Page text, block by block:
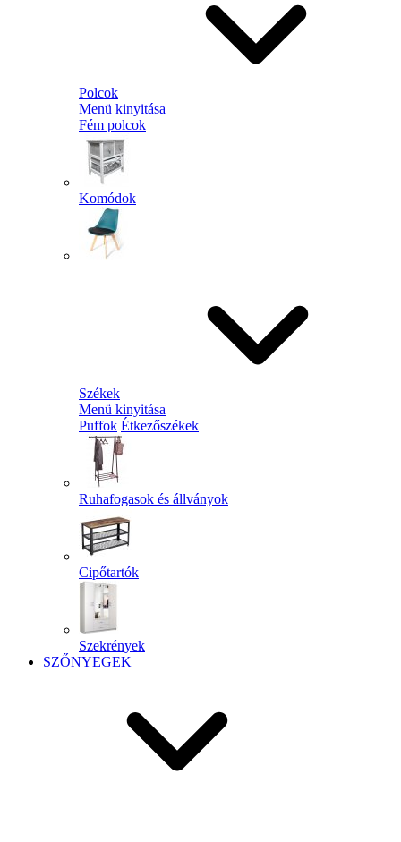
Polcok
Menü kinyitása
Fém polcok
Komódok
Székek
Menü kinyitása
Puffok Étkezőszékek
Ruhafogasok és állványok
Cipőtartók
Szekrények
SZŐNYEGEK